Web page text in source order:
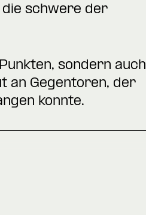
die schwere der
sondern auch
an Gegentoren, der
konnte.